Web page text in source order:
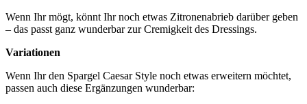
Wenn Ihr mögt, könnt Ihr noch etwas Zitronenabrieb darüber geben
– das passt ganz wunderbar zur Cremigkeit des Dressings.
Variationen
Wenn Ihr den Spargel Caesar Style noch etwas erweitern möchtet,
passen auch diese Ergänzungen wunderbar: